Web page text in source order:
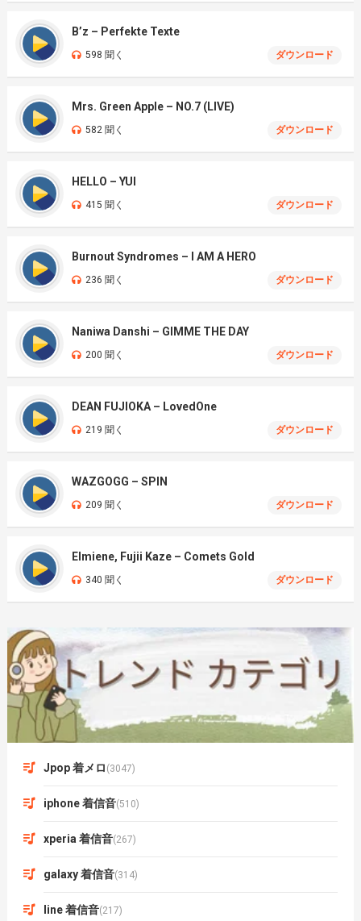
B’z – Perfekte Texte
598 聞く ダウンロード
Mrs. Green Apple – NO.7 (LIVE)
582 聞く ダウンロード
HELLO – YUI
415 聞く ダウンロード
Burnout Syndromes – I AM A HERO
236 聞く ダウンロード
Naniwa Danshi – GIMME THE DAY
200 聞く ダウンロード
DEAN FUJIOKA – LovedOne
219 聞く ダウンロード
WAZGOGG – SPIN
209 聞く ダウンロード
Elmiene, Fujii Kaze – Comets Gold
340 聞く ダウンロード
Jpop 着メロ (3047)
iphone 着信音(510)
xperia 着信音(267)
galaxy 着信音(314)
line 着信音(217)